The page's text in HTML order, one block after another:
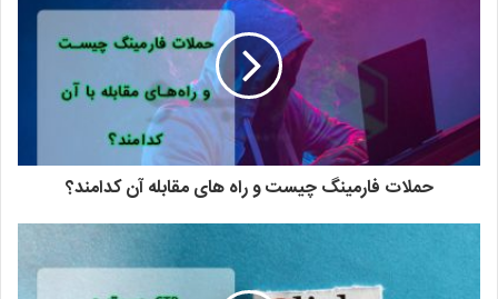
حملات فارمینگ چیست و راه های مقابله آن کدامند؟